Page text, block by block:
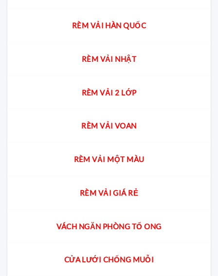
RÈM VẢI HÀN QUỐC
RÈM VẢI NHẬT
RÈM VẢI 2 LỚP
RÈM VẢI VOAN
RÈM VẢI MỘT MÀU
RÈM VẢI GIÁ RẺ
VÁCH NGĂN PHÒNG TỔ ONG
CỬA LƯỚI CHỐNG MUỖI